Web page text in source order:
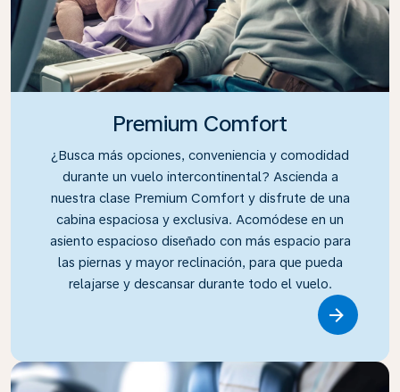
Premium Comfort
¿Busca más opciones, conveniencia y comodidad
durante un vuelo intercontinental? Ascienda a
nuestra clase Premium Comfort y disfrute de una
cabina espaciosa y exclusiva. Acomódese en un
asiento espacioso diseñado con más espacio para
las piernas y mayor reclinación, para que pueda
relajarse y descansar durante todo el vuelo.